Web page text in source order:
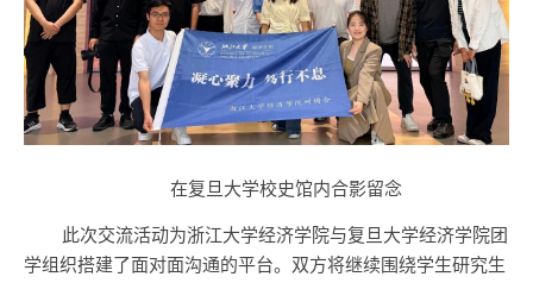
在复旦大学校史馆内合影留念
此次交流活动为浙江大学经济学院与复旦大学经济学院团
学组织搭建了面对面沟通的平台。双方将继续围绕学生研究生